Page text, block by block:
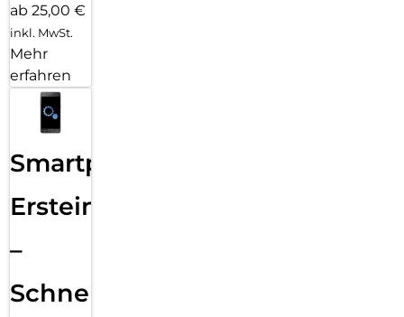
ab 25,00 €
inkl. MwSt.
Mehr
erfahren
Smartphone
Ersteinrichtung
–
Schnelle